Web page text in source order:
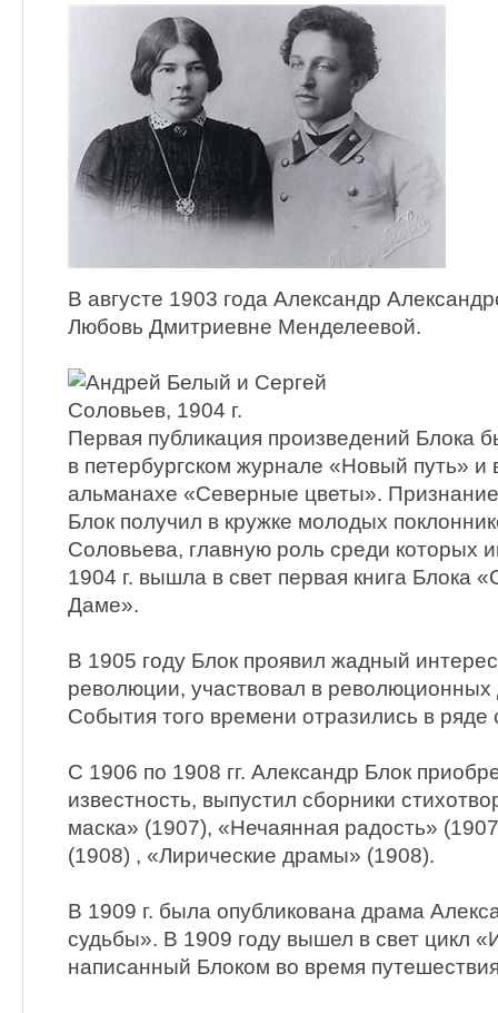
В августе 1903 года Александр
Любовь Дмитриевне Менделеевой.
Первая публикация произведений Блока
в петербургском журнале «Новый путь» и
альманахе «Северные цветы». Признание
Блок получил в кружке молодых
Соловьева, главную роль среди которых
1904 г. вышла в свет первая книга Блока
Даме».
В 1905 году Блок проявил жадный
революции, участвовал в революционных
События того времени отразились в ряде
С 1906 по 1908 гг. Александр Блок
известность, выпустил сборники
маска» (1907), «Нечаянная радость»
(1908) , «Лирические драмы» (1908).
В 1909 г. была опубликована драма
судьбы». В 1909 году вышел в свет цикл
написанный Блоком во время